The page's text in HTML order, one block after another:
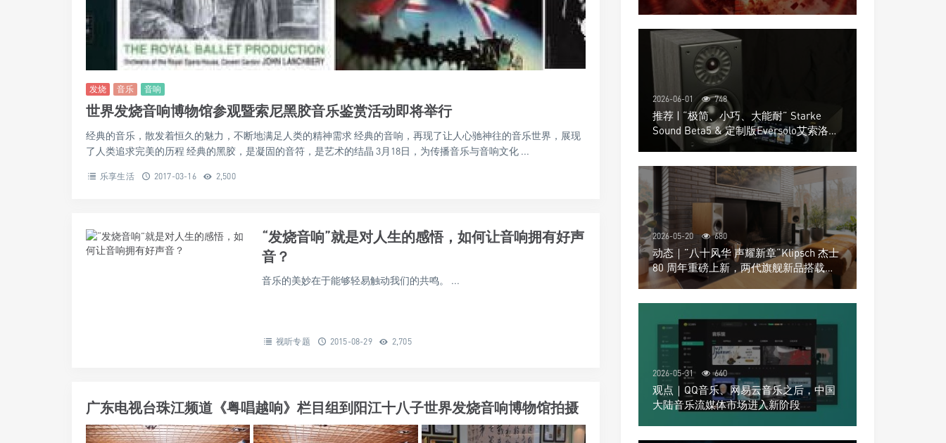
发烧 音乐 音响
世界发烧音响博物馆参观暨索尼黑胶音乐鉴赏活动即将举行
经典的音乐，散发着恒久的魅力，不断地满足人类的精神需求 经典的音响，再现了让人心驰神往的音乐世界，展现
了人类追求完美的历程 经典的黑胶，是凝固的音符，是艺术的结晶 3月18日，为传播音乐与音响文化 ...
乐享生活 2017-03-16 2,500
“发烧音响”就是对人生的感悟，如何让音响拥有好声
音？
音乐的美妙在于能够轻易触动我们的共鸣。 ...
视听专题 2015-08-29 2,705
广东电视台珠江频道《粤唱越响》栏目组到阳江十八子世界发烧音响博物馆拍摄
京国际音响展
2026-06-01 748
推荐 | “极简、小巧、大能耐” Starke
Sound Beta5 & 定制版Eversolo艾索洛
Play音响组合
2026-05-20 680
动态｜”八十风华 声耀新章“Klipsch 杰士
80 周年重磅上新，两代旗舰新品搭载硬
核配置音质再升级
2026-05-31 640
观点｜QQ音乐、网易云音乐之后，中国
大陆音乐流媒体市场进入新阶段